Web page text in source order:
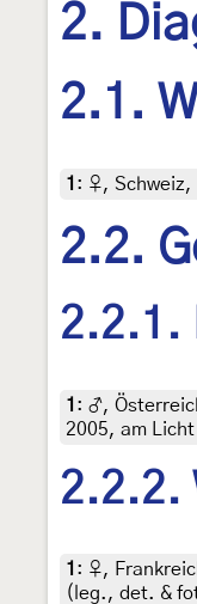
2.
2.1.
1 : ♀, Schweiz,
2.2.
2.2.1.
1 : ♂,
2005, am
2.2.2.
1 : ♀,
(leg., det. &